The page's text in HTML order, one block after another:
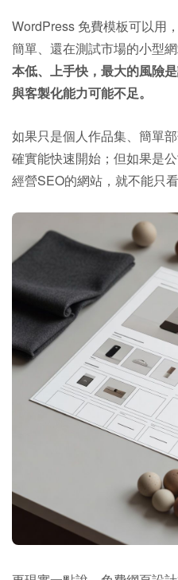
WordPress 免費模板可以用
簡單、還在測試市場的小型網
本低、上手快，最大的風險
與客製化能力可能不足。
如果只是個人作品集、簡單
確實能快速開始；但如果是
經營SEO的網站，就不能只看